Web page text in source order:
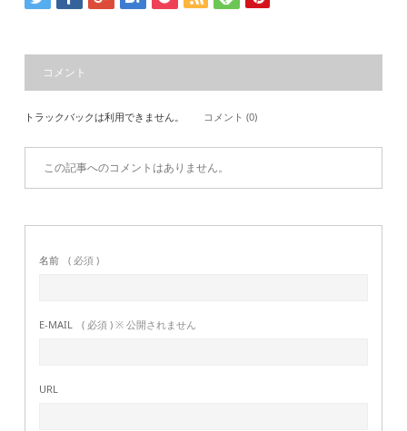
コメント
トラックバックは利用できません。 コメント (0)
この記事へのコメントはありません。
名前 ( 必須 )
E-MAIL ( 必須 ) ※ 公開されません
URL